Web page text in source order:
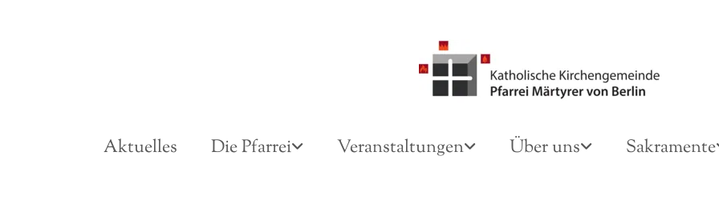
Aktuelles Die Pfarrei Veranstaltungen Über uns Sakramente